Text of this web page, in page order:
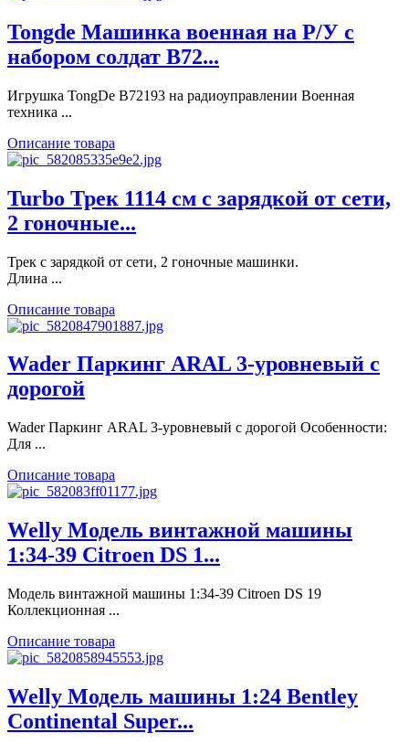
Tongde Машинка военная на Р/У с
набором солдат В72...
Игрушка TongDe В72193 на радиоуправлении Военная
техника ...
Описание товара
Turbo Трек 1114 см с зарядкой от сети,
2 гоночные...
Трек с зарядкой от сети, 2 гоночные машинки.
Длина ...
Описание товара
Wader Паркинг ARAL 3-уровневый с
дорогой
Wader Паркинг ARAL 3-уровневый с дорогой Особенности:
Для ...
Описание товара
Welly Модель винтажной машины
1:34-39 Citroen DS 1...
Модель винтажной машины 1:34-39 Citroen DS 19
Коллекционная ...
Описание товара
Welly Модель машины 1:24 Bentley
Continental Super...